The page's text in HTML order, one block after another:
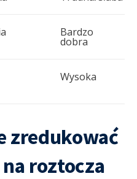
Bardzo
dobra
Wysoka
zredukować
roztocza